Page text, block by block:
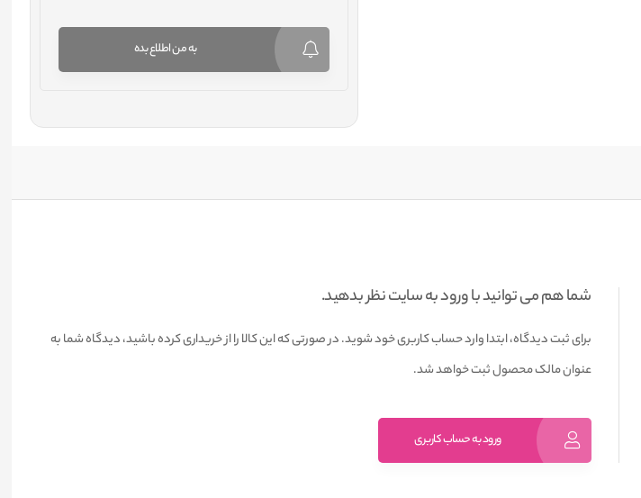
به من اطلاع بده
شما هم می توانید با ورود به سایت نظر بدهید.
برای ثبت دیدگاه، ابتدا وارد حساب کاربری خود شوید. در صورتی که این کالا را از خریداری کرده باشید، دیدگاه شما به
عنوان مالک محصول ثبت خواهد شد.
ورود به حساب کاربری